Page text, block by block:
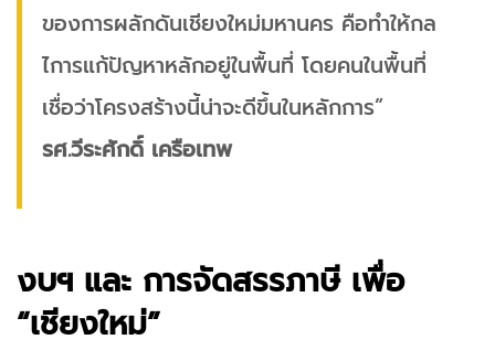
ของการผลักดันเชียงใหม่มหานคร คือทำให้กล
ไการแก้ปัญหาหลักอยู่ในพื้นที่ โดยคนในพื้นที่
เชื่อว่าโครงสร้างนี้น่าจะดีขึ้นในหลักการ”
รศ.วีระศักดิ์ เครือเทพ
งบฯ และ การจัดสรรภาษี เพื่อ
“เชียงใหม่”